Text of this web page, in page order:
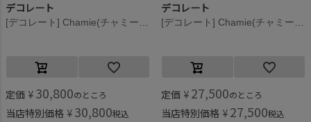
デコレート
定価 ¥ 30,800のところ
当店特別価格 ¥ 30,800税込
デコレート
定価 ¥ 27,500のところ
当店特別価格 ¥ 27,500税込